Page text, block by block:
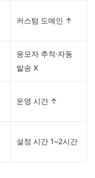
커스텀 도메인 ↑
응모자 추적·자동
발송 X
운영 시간 ↑
설정 시간 1~2시간